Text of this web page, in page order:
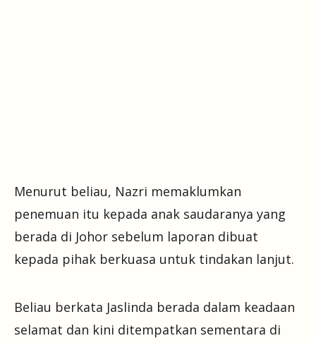
Menurut beliau, Nazri memaklumkan
penemuan itu kepada anak saudaranya yang
berada di Johor sebelum laporan dibuat
kepada pihak berkuasa untuk tindakan lanjut.
Beliau berkata Jaslinda berada dalam keadaan
selamat dan kini ditempatkan sementara di